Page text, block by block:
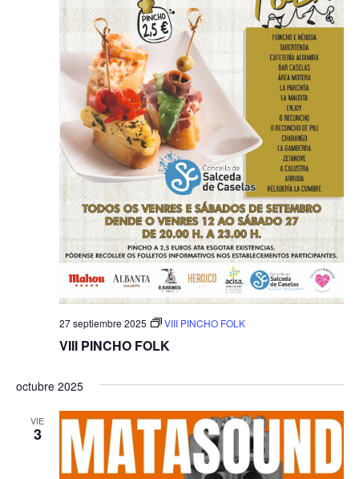
VIII PINCHO FOLK
27 septiembre 2025 VIII PINCHO FOLK
octubre 2025
VIE
3